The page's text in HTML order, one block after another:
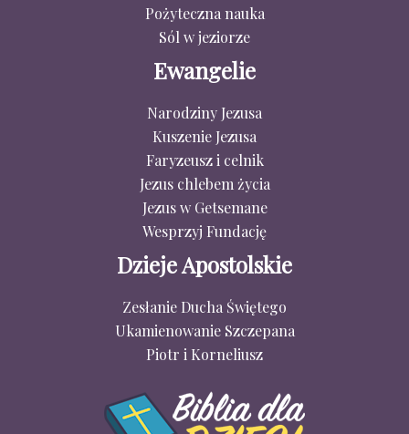
Pożyteczna nauka
Sól w jeziorze
Ewangelie
Narodziny Jezusa
Kuszenie Jezusa
Faryzeusz i celnik
Jezus chlebem życia
Jezus w Getsemane
Wesprzyj Fundację
Dzieje Apostolskie
Zesłanie Ducha Świętego
Ukamienowanie Szczepana
Piotr i Korneliusz